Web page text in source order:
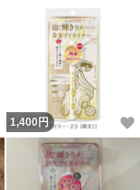
いいね！
1,400 円